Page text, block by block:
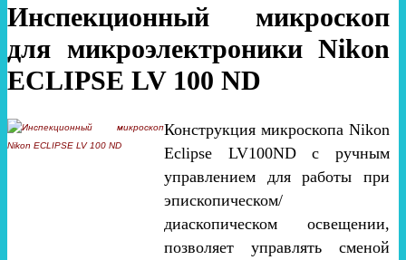
Инспекционный микроскоп
для микроэлектроники Nikon
ECLIPSE LV 100 ND
Конструкция микроскопа Nikon
Eclipse LV100ND с ручным
управлением для работы при
эпископическом/
диаскопическом освещении,
позволяет управлять сменой